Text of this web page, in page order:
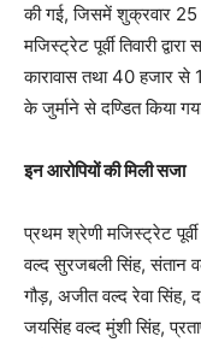
की गई, जिसमें शुक्रवार 25
मजिस्ट्रेट पूर्वी तिवारी
कारावास तथा 40 हजार
के जुर्माने से दण्डित किया
इन आरोपियों की मिली सजा
प्रथम श्रेणी मजिस्ट्रेट पूर्वी
वल्द सुरजबली सिंह, संतान
गौड़, अजीत वल्द रेवा सिंह,
जयसिंह वल्द मुंशी सिंह,